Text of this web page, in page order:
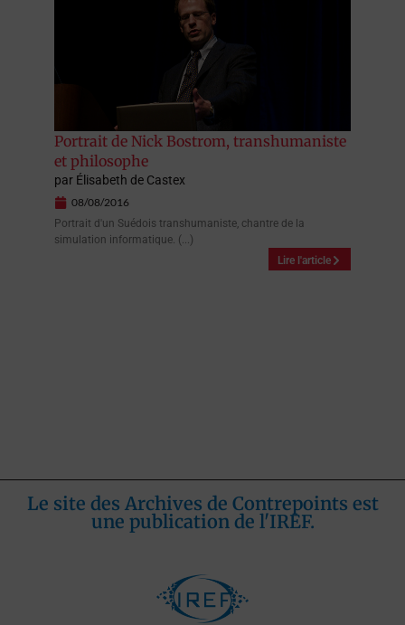
Portrait de Nick Bostrom, transhumaniste
et philosophe
par Élisabeth de Castex
08/08/2016
Portrait d'un Suédois transhumaniste, chantre de la
simulation informatique. (...)
Lire l'article
Le site des Archives de Contrepoints est
une publication de l'IREF.